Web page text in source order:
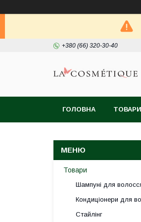
+380 (66) 320-30-40
ГОЛОВНА
Товари
Шампуні для
Кондиціонери для
Стайлінг